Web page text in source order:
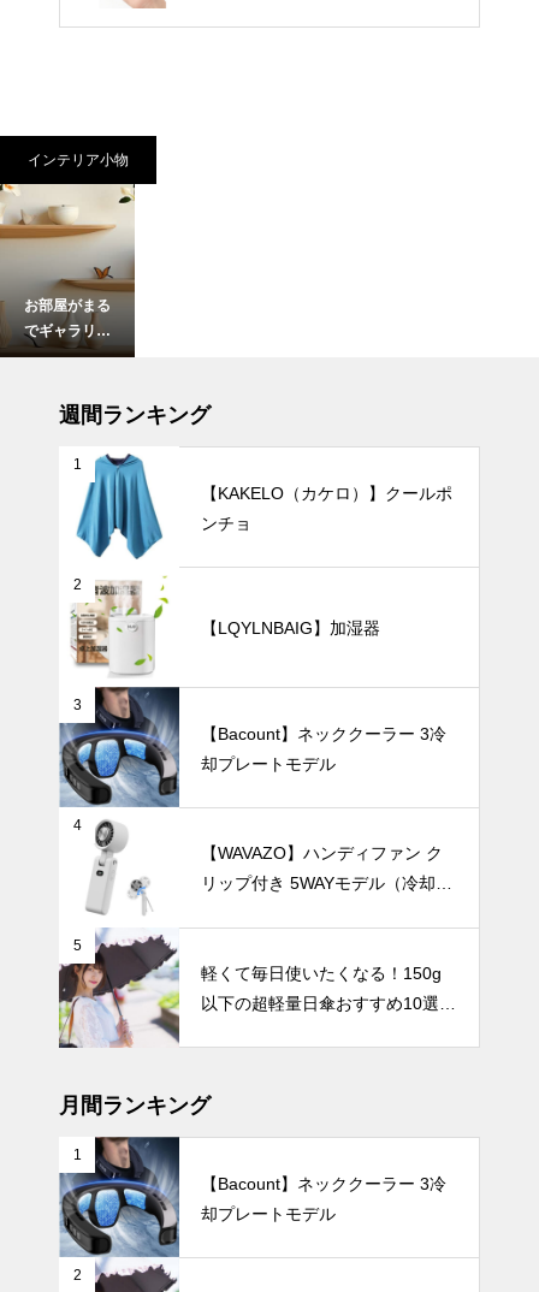
インテリア小物
お部屋がまる
でギャラリー
に。アートの
おしゃれな花
瓶27選。
やわらかな光
をまとう空間
づくり。白磁
の花瓶で演出
するモダンな
暮らし。
暑さ対策
【2025年最
新版】暑さを
一瞬で和らげ
る！冷却プレ
ート付きハン
ディファンお
すすめ10選
暑さ対策
2024年おす
すめ携帯扇風
機ベスト5。
デザイン性・
やすさで選
ぶ、人気モデ
ルを徹底比
UV・雨対策
ビジネスやア
ウトドアでも
スマートに紫
外線対策を。
暑さ対策
週間ランキング
1
【KAKELO（カケロ）】クールポ
ンチョ
2
【LQYLNBAIG】加湿器
3
【Bacount】ネッククーラー 3冷
却プレートモデル
4
【WAVAZO】ハンディファン ク
リップ付き 5WAYモデル（冷却プ
5
軽くて毎日使いたくなる！150g
以下の超軽量日傘おすすめ10選
月間ランキング
1
【Bacount】ネッククーラー 3冷
却プレートモデル
2